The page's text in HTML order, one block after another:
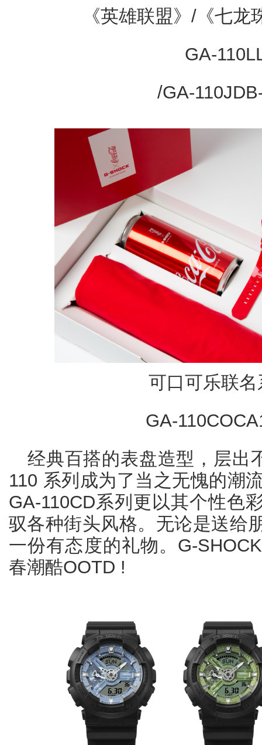
《英雄联盟》/《七
GA-
/GA-
可口可乐联
GA-
经典百搭的表盘造型，层出
110 系列成为了当之无愧的潮
GA-110CD系列更以其个性色
驭各种街头风格。无论是送给
一份有态度的礼物。G-
春潮酷OOTD !